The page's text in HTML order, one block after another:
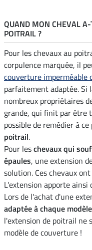
QUAND MON CHEVAL
POITRAIL ?
Pour les chevaux au
corpulence marquée, il
couverture imperméable
parfaitement adaptée.
nombreux propriétaires
grande, qui finit par être
possible de remédier à
poitrail.
Pour leschevaux qui
épaules, une extension
solution. Ces chevaux
L'extension apporte
Lors de l'achat d'une
adaptée à chaque
l'extension de poitrail ne
modèle de couverture !